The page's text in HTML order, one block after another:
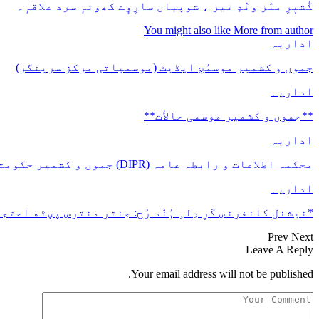
کٔشیٖرِ منٛز ونٛدٕ تیز ، شوپیاں سارِوٕے کھۄتہٕ سرد علاقہٕ۔
You might also like More from author
اداریہ
جموں و کشمیر موسمُچ اپڈیٹ (موسمیاتی مرکز سرینگر)
اداریہ
**جموں و كشمیر موسمی حالأت**
اداریہ
محکمہ اطلاعات و رابطہ عامہ (DIPR) جموں و کشمیر حکومت طرفہ بڑس پیمانس پیٹھ 17(سدہن)…
اداریہ
*نیشنل کانفرنس کَرِ دِلہِ ہُنٛد رُخ: جنتر منترس پؠٹھ
Prev Next
Leave A Reply
Your email address will not be published.